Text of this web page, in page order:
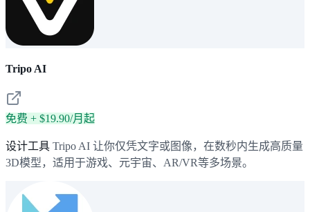
Tripo AI
免费 + $19.90/月起
设计工具 Tripo AI 让你仅凭文字或图像，在数秒内生成高质量
3D模型，适用于游戏、元宇宙、AR/VR等多场景。